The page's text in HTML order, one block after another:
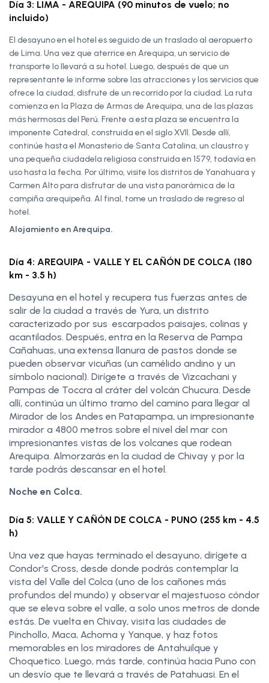
Día 3: LIMA - AREQUIPA (90 minutos de vuelo; no
incluido)
El desayuno en el hotel es seguido de un traslado al aeropuerto
de Lima. Una vez que aterrice en Arequipa, un servicio de
transporte lo llevará a su hotel. Luego, después de que un
representante le informe sobre las atracciones y los servicios que
ofrece la ciudad, disfrute de un recorrido por la ciudad. La ruta
comienza en la Plaza de Armas de Arequipa, una de las plazas
más hermosas del Perú. Frente a esta plaza se encuentra la
imponente Catedral, construida en el siglo XVII. Desde allí,
continúe hasta el Monasterio de Santa Catalina, un claustro y
una pequeña ciudadela religiosa construida en 1579, todavía en
uso hasta la fecha. Por último, visite los distritos de Yanahuara y
Carmen Alto para disfrutar de una vista panorámica de la
campiña arequipeña. Al final, tome un traslado de regreso al
hotel.
Alojamiento en Arequipa.
Día 4: AREQUIPA - VALLE Y EL CAÑÓN DE COLCA (180
km - 3.5 h)
Desayuna en el hotel y recupera tus fuerzas antes de
salir de la ciudad a través de Yura, un distrito
caracterizado por sus escarpados paisajes, colinas y
acantilados. Después, entra en la Reserva de Pampa
Cañahuas, una extensa llanura de pastos donde se
pueden observar vicuñas (un camélido andino y un
símbolo nacional). Dirígete a través de Vizcachani y
Pampas de Toccra al cráter del volcán Chucura. Desde
allí, continúa un último tramo del camino para llegar al
Mirador de los Andes en Patapampa, un impresionante
mirador a 4800 metros sobre el nivel del mar con
impresionantes vistas de los volcanes que rodean
Arequipa. Almorzarás en la ciudad de Chivay y por la
tarde podrás descansar en el hotel.
Noche en Colca.
Día 5: VALLE Y CAÑÓN DE COLCA - PUNO (255 km - 4.5
h)
Una vez que hayas terminado el desayuno, dirígete a
Condor's Cross, desde donde podrás contemplar la
vista del Valle del Colca (uno de los cañones más
profundos del mundo) y observar el majestuoso cóndor
que se eleva sobre el valle, a solo unos metros de donde
estás. De vuelta en Chivay, visita las ciudades de
Pinchollo, Maca, Achoma y Yanque, y haz fotos
memorables en los miradores de Antahuilque y
Choquetico. Luego, más tarde, continúa hacia Puno con
un desvío que te llevará a través de Patahuasi. En el